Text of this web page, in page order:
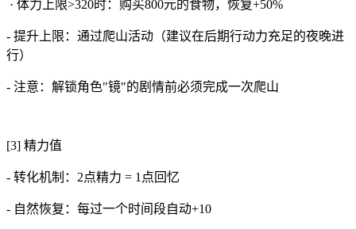
· 体力上限>320时：购买800元的食物，恢复+50%
- 提升上限：通过爬山活动（建议在后期行动力充足的夜晚进
行）
- 注意：解锁角色"镜"的剧情前必须完成一次爬山
[3] 精力值
- 转化机制：2点精力 = 1点回忆
- 自然恢复：每过一个时间段自动+10